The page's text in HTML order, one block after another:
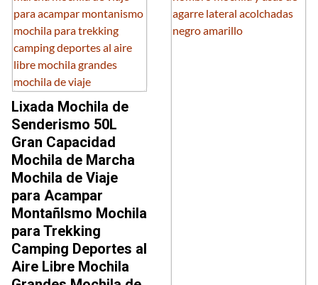
Lixada Mochila de
Senderismo 50L
Gran Capacidad
Mochila de Marcha
Mochila de Viaje
para Acampar
MontañIsmo Mochila
para Trekking
Camping Deportes al
Aire Libre Mochila